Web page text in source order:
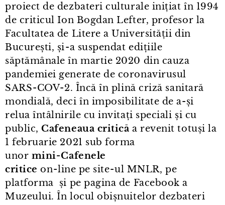
proiect de dezbateri culturale inițiat în 1994
de criticul Ion Bogdan Lefter, profesor la
Facultatea de Litere a Universității din
București, și⁠-⁠a suspendat edițiile
săptămânale în martie 2020 din cauza
pandemiei generate de coronavirusul
SARS⁠-⁠COV⁠-⁠2. Încă în plină criză sanitară
mondială, deci în imposibilitate de a-și
relua întâlnirile cu invitați speciali și cu
public,Cafeneaua critică a revenit totuși la
1 februarie 2021 sub forma
unor mini⁠-⁠Cafenele
critice on⁠-⁠line pe site⁠-⁠ul MNLR, pe
platforma și pe pagina de Facebook a
Muzeului. În locul obișnuitelor dezbateri